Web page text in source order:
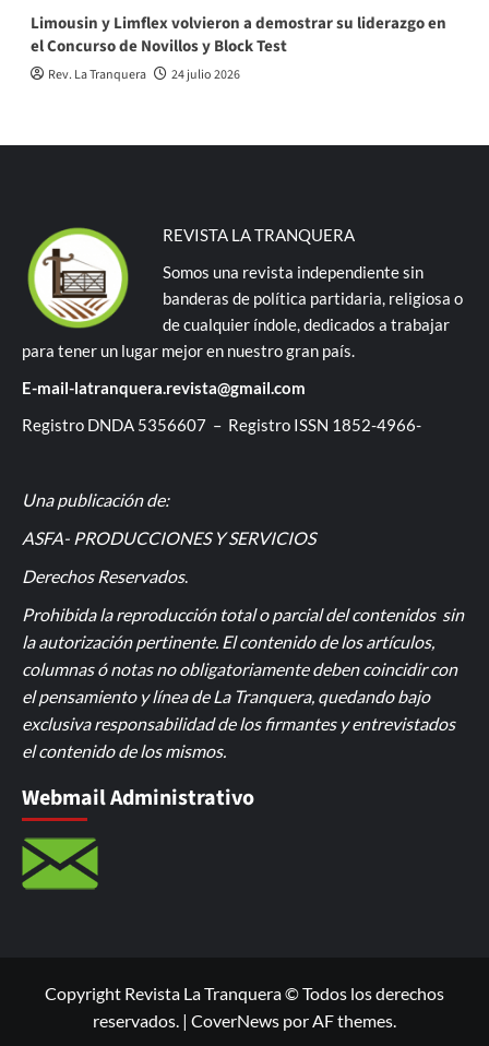
Limousin y Limflex volvieron a demostrar su liderazgo en
el Concurso de Novillos y Block Test
Rev. La Tranquera 24 julio 2026
REVISTA LA TRANQUERA
Somos una revista independiente sin
banderas de política partidaria, religiosa o
de cualquier índole, dedicados a trabajar
para tener un lugar mejor en nuestro gran país.
E-mail-latranquera.revista@gmail.com
Registro DNDA 5356607 – Registro ISSN 1852-4966-
Una publicación de:
ASFA- PRODUCCIONES Y SERVICIOS
Derechos Reservados.
Prohibida la reproducción total o parcial del contenidos sin
la autorización pertinente. El contenido de los artículos,
columnas ó notas no obligatoriamente deben coincidir con
el pensamiento y línea de La Tranquera, quedando bajo
exclusiva responsabilidad de los firmantes y entrevistados
el contenido de los mismos.
Webmail Administrativo
Copyright Revista La Tranquera © Todos los derechos
reservados. | CoverNews por AF themes.